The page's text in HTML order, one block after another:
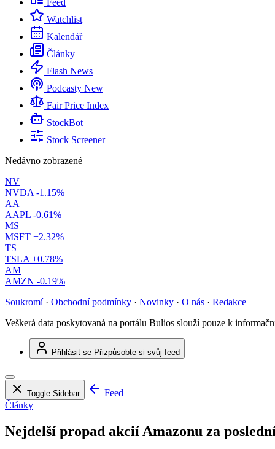
Feed
Watchlist
Kalendář
Články
Flash News
Podcasty New
Fair Price Index
StockBot
Stock Screener
Nedávno zobrazené
NV
NVDA -1.15%
AA
AAPL -0.61%
MS
MSFT +2.32%
TS
TSLA +0.78%
AM
AMZN -0.19%
Soukromí · Obchodní podmínky · Novinky · O nás · Redakce
Veškerá data poskytovaná na portálu Bulios slouží pouze k
Přihlásit se Přizpůsobte si svůj feed
Toggle Sidebar
Feed
Články
Nejdelší propad akcií Amazonu za